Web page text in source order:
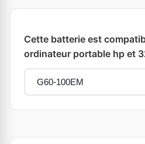
Cette batterie est
ordinateur portable hp et